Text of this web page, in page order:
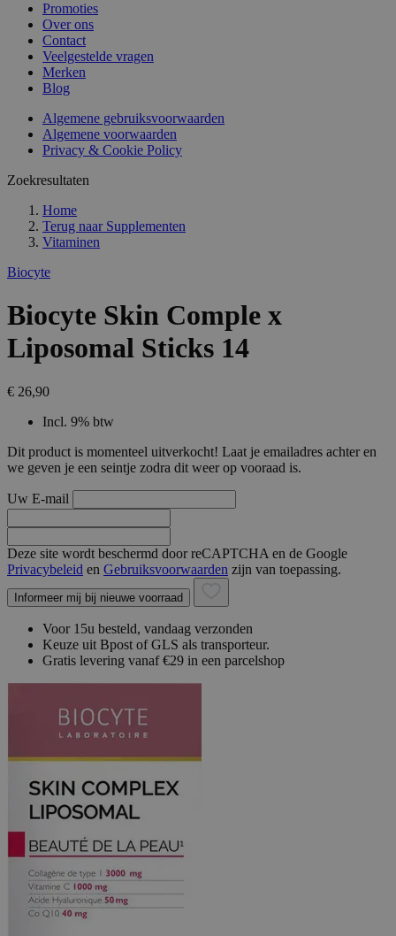
Promoties
Over ons
Contact
Veelgestelde vragen
Merken
Blog
Algemene gebruiksvoorwaarden
Algemene voorwaarden
Privacy & Cookie Policy
Zoekresultaten
Home
Terug naar Supplementen
Vitaminen
Biocyte
Biocyte Skin Comple x
Liposomal Sticks 14
€ 26,90
Incl. 9% btw
Dit product is momenteel uitverkocht! Laat je emailadres achter en
we geven je een seintje zodra dit weer op vooraad is.
Uw E-mail
Deze site wordt beschermd door reCAPTCHA en de Google
Privacybeleid en Gebruiksvoorwaarden zijn van toepassing.
Informeer mij bij nieuwe voorraad
Voor 15u besteld, vandaag verzonden
Keuze uit Bpost of GLS als transporteur.
Gratis levering vanaf €29 in een parcelshop